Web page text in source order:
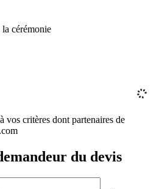
cérémonie
vos critères dont partenaires de
du devis